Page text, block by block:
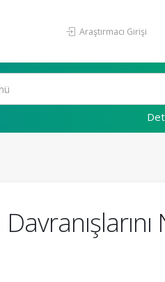
Araştırmacı Girişi